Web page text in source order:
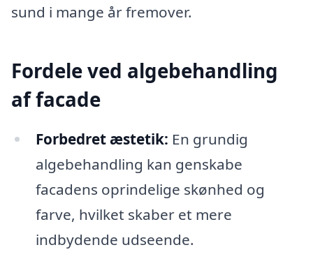
sund i mange år fremover.
Fordele ved algebehandling
af facade
Forbedret æstetik: En grundig
algebehandling kan genskabe
facadens oprindelige skønhed og
farve, hvilket skaber et mere
indbydende udseende.